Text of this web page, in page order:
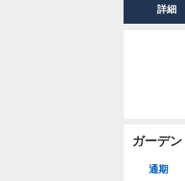
詳細
ガーデ
通期